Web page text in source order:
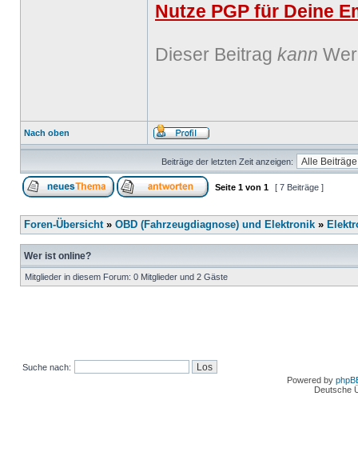
Nutze PGP für Deine
Dieser Beitrag kann
Nach oben
Beiträge der letzten Zeit anzeigen:
Seite 1 von 1 [ 7 Beiträge ]
Foren-Übersicht» OBD (Fahrzeugdiagnose) und Elektronik »
Wer ist online?
Mitglieder in diesem Forum: 0 Mitglieder und 2 Gäste
Suche nach:
Powered by
Deutsche